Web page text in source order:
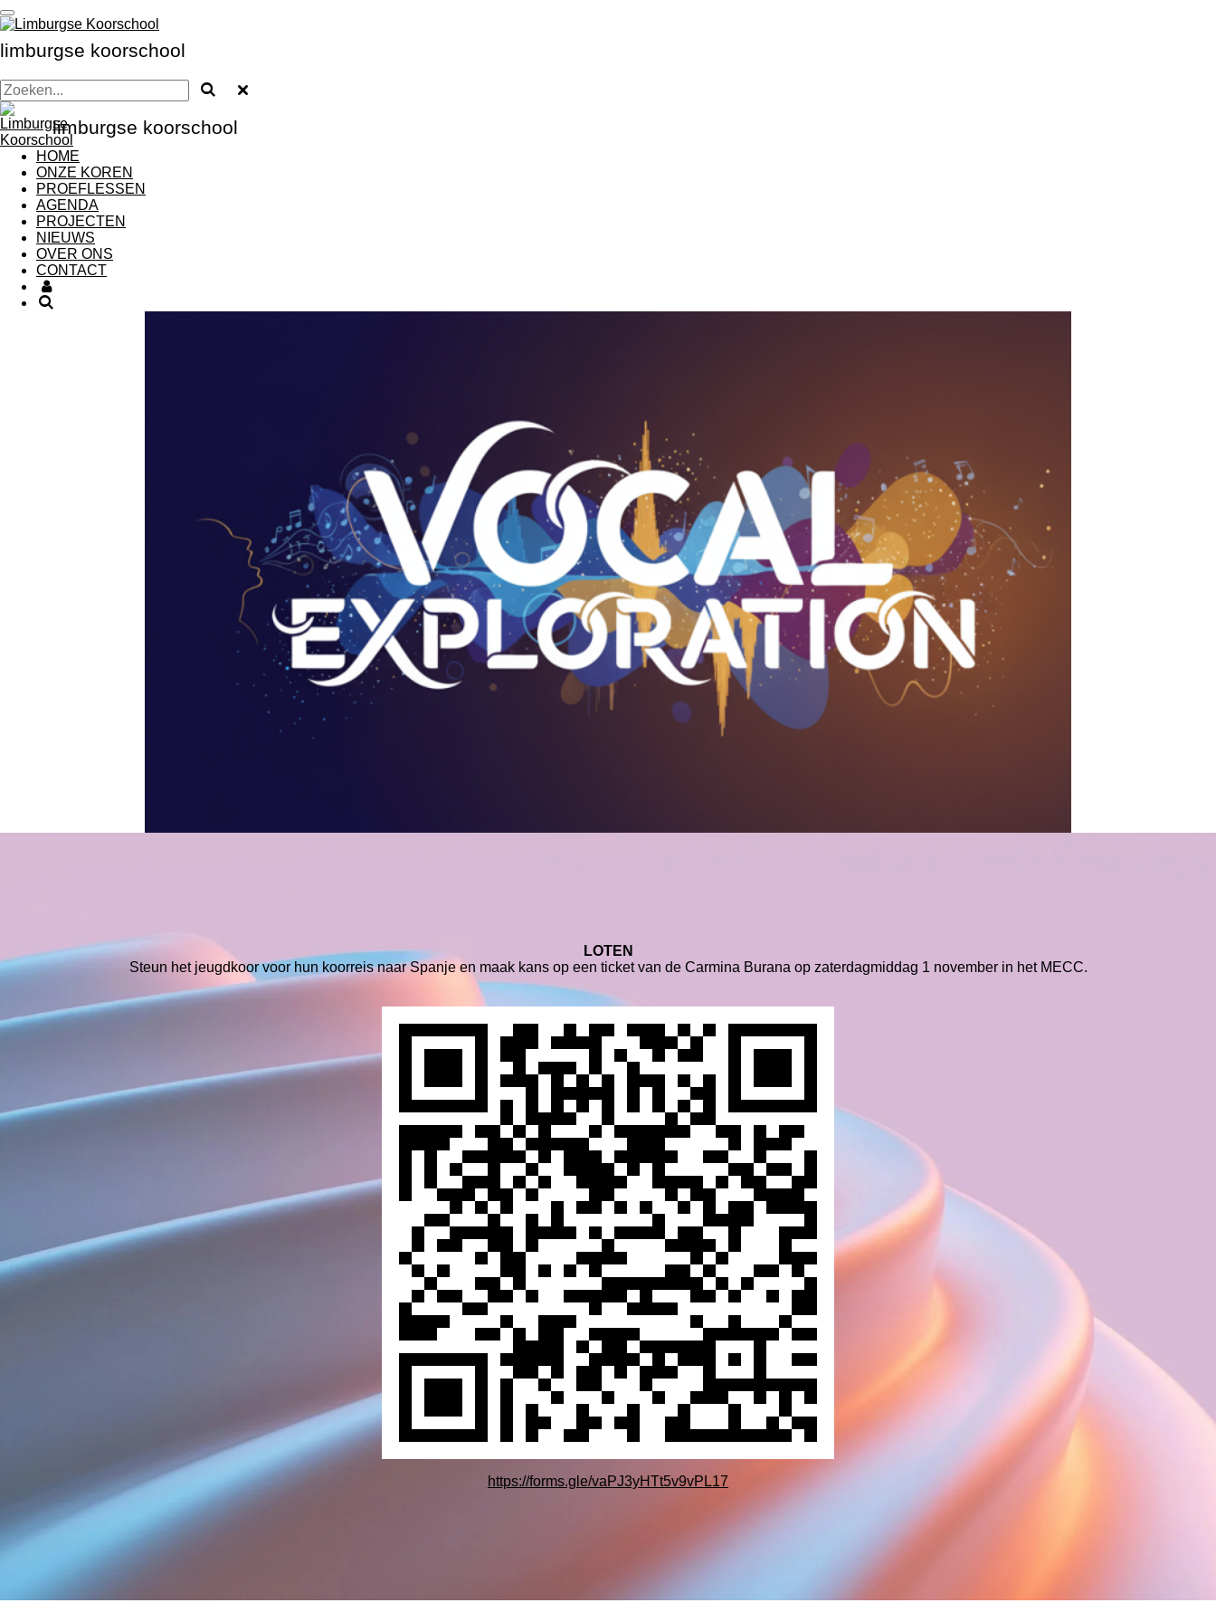
Ga
direct
naar
hoofdinhoud
limburgse koorschool
limburgse koorschool
HOME
ONZE KOREN
PROEFLESSEN
AGENDA
PROJECTEN
NIEUWS
OVER ONS
CONTACT
LOTEN
Steun het jeugdkoor voor hun koorreis naar Spanje en maak kans op een ticket van de Carmina Burana op zaterdagmiddag 1 november in het MECC.
https://forms.gle/vaPJ3yHTt5v9vPL17